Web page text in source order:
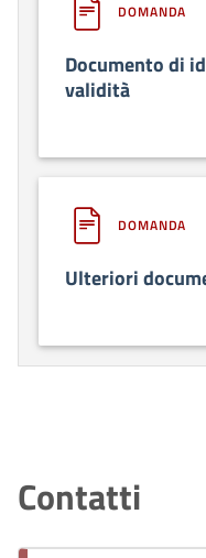
DOMANDA
Documento di
validità
DOMANDA
Ulteriori
Contatti